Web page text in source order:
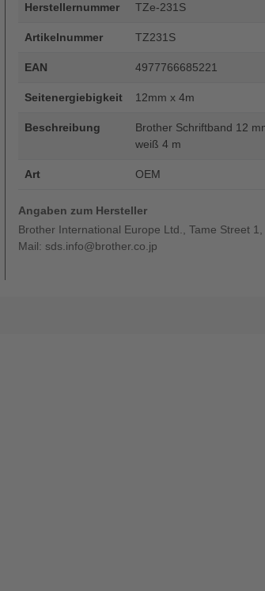
Herstellernummer TZe-231S
Artikelnummer TZ231S
EAN 4977766685221
Seitenergiebigkeit 12mm x 4m
Beschreibung
Brother Schriftband 12
weiß 4 m
Art OEM
Angaben zum Hersteller
Brother International Europe Ltd., Tame Street
Mail: sds.info@brother.co.jp